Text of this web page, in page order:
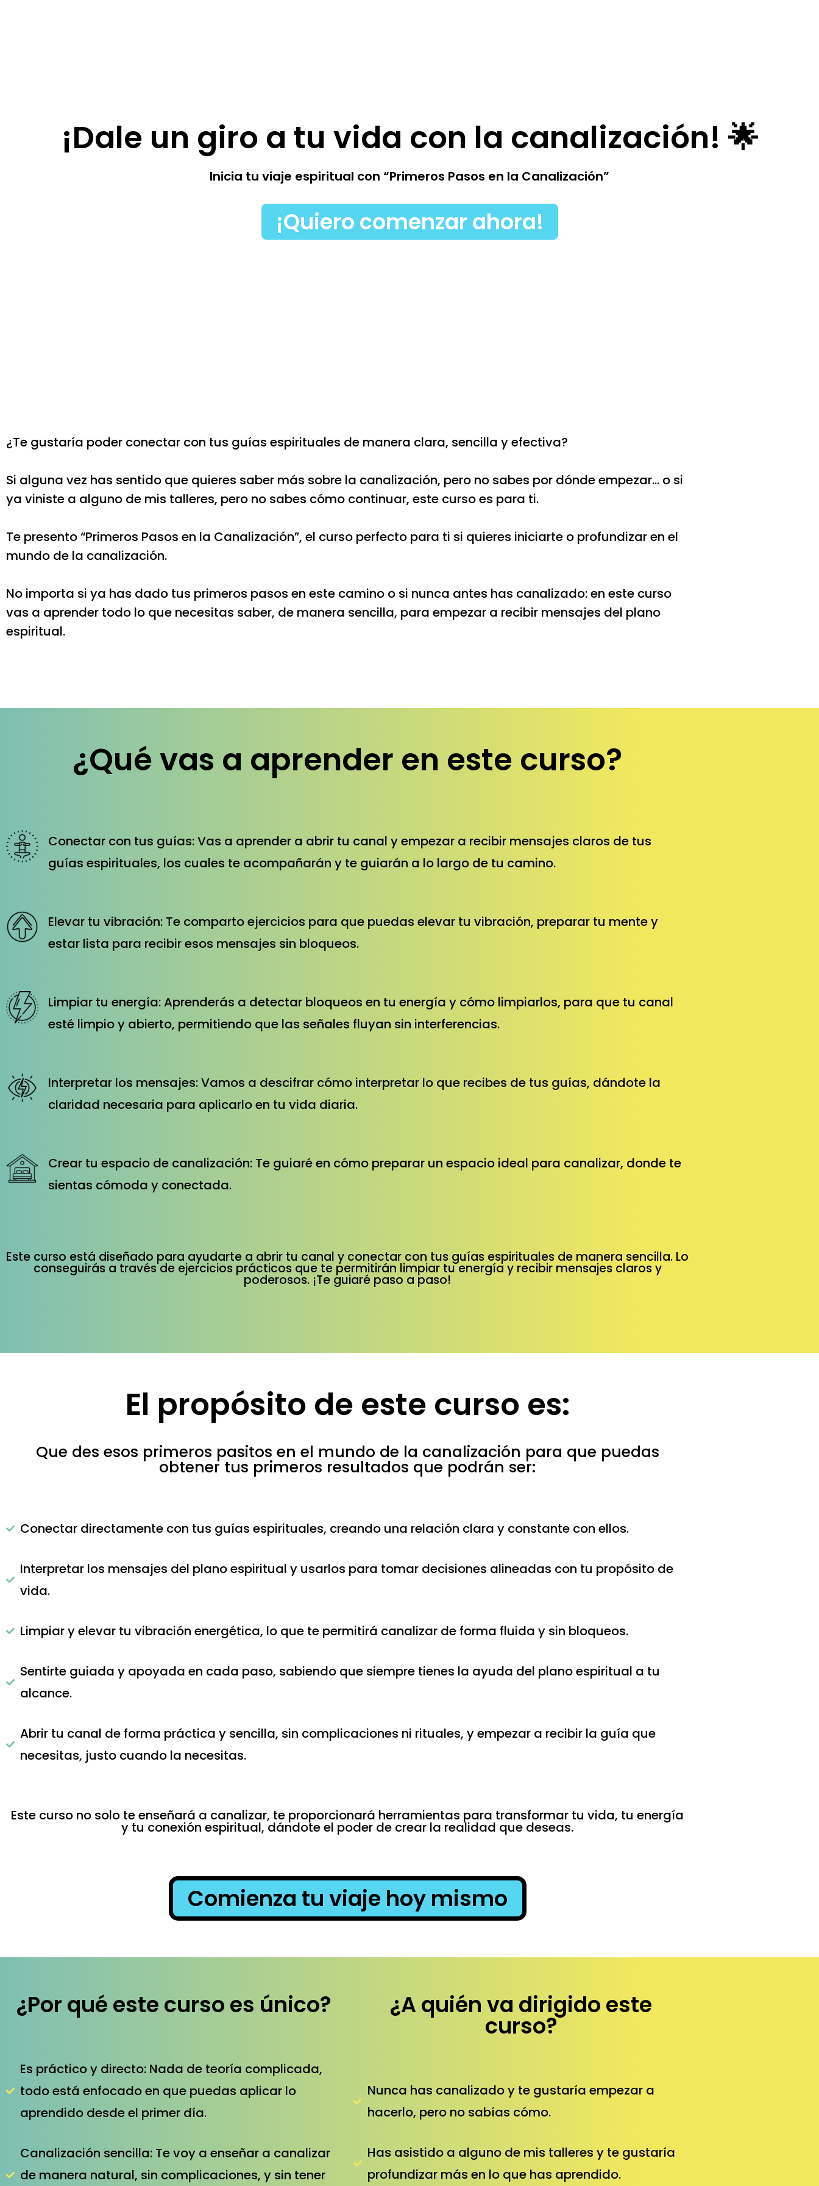
¡Dale un giro a tu vida con la canalización! 🌟
Inicia tu viaje espiritual con “Primeros Pasos en la Canalización”
¡Quiero comenzar ahora!
¿Te gustaría poder conectar con tus guías espirituales de manera clara, sencilla y efectiva?
Si alguna vez has sentido que quieres saber más sobre la canalización, pero no sabes por dónde empezar… o si
ya viniste a alguno de mis talleres, pero no sabes cómo continuar, este curso es para ti.
Te presento “Primeros Pasos en la Canalización”, el curso perfecto para ti si quieres iniciarte o profundizar en el
mundo de la canalización.
No importa si ya has dado tus primeros pasos en este camino o si nunca antes has canalizado: en este curso
vas a aprender todo lo que necesitas saber, de manera sencilla, para empezar a recibir mensajes del plano
espiritual.
¿Qué vas a aprender en este curso?
Conectar con tus guías: Vas a aprender a abrir tu canal y empezar a recibir mensajes claros de tus
guías espirituales, los cuales te acompañarán y te guiarán a lo largo de tu camino.
Elevar tu vibración: Te comparto ejercicios para que puedas elevar tu vibración, preparar tu mente y
estar lista para recibir esos mensajes sin bloqueos.
Limpiar tu energía: Aprenderás a detectar bloqueos en tu energía y cómo limpiarlos, para que tu canal
esté limpio y abierto, permitiendo que las señales fluyan sin interferencias.
Interpretar los mensajes: Vamos a descifrar cómo interpretar lo que recibes de tus guías, dándote la
claridad necesaria para aplicarlo en tu vida diaria.
Crear tu espacio de canalización: Te guiaré en cómo preparar un espacio ideal para canalizar, donde te
sientas cómoda y conectada.
Este curso está diseñado para ayudarte a abrir tu canal y conectar con tus guías espirituales de manera sencilla. Lo
conseguirás a través de ejercicios prácticos que te permitirán limpiar tu energía y recibir mensajes claros y
poderosos. ¡Te guiaré paso a paso!
El propósito de este curso es:
Que des esos primeros pasitos en el mundo de la canalización para que puedas
obtener tus primeros resultados que podrán ser:
Conectar directamente con tus guías espirituales, creando una relación clara y constante con ellos.
Interpretar los mensajes del plano espiritual y usarlos para tomar decisiones alineadas con tu propósito de
vida.
Limpiar y elevar tu vibración energética, lo que te permitirá canalizar de forma fluida y sin bloqueos.
Sentirte guiada y apoyada en cada paso, sabiendo que siempre tienes la ayuda del plano espiritual a tu
alcance.
Abrir tu canal de forma práctica y sencilla, sin complicaciones ni rituales, y empezar a recibir la guía que
necesitas, justo cuando la necesitas.
Este curso no solo te enseñará a canalizar, te proporcionará herramientas para transformar tu vida, tu energía
y tu conexión espiritual, dándote el poder de crear la realidad que deseas.
Comienza tu viaje hoy mismo
¿Por qué este curso es único?
Es práctico y directo: Nada de teoría complicada,
todo está enfocado en que puedas aplicar lo
aprendido desde el primer día.
Canalización sencilla: Te voy a enseñar a canalizar
de manera natural, sin complicaciones, y sin tener
¿A quién va dirigido este
curso?
Nunca has canalizado y te gustaría empezar a
hacerlo, pero no sabías cómo.
Has asistido a alguno de mis talleres y te gustaría
profundizar más en lo que has aprendido.